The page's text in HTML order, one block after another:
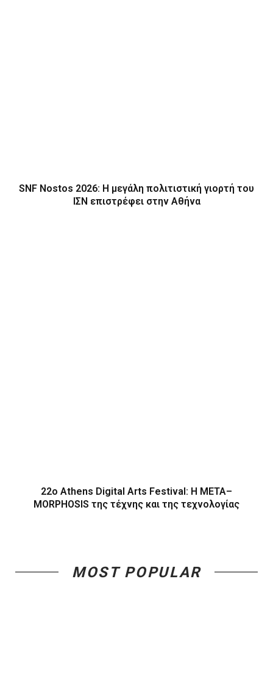
SNF Nostos 2026: Η μεγάλη πολιτιστική γιορτή του
ΙΣΝ επιστρέφει στην Αθήνα
22ο Athens Digital Arts Festival: Η ΜΕΤΑ–
MORPHOSIS της τέχνης και της τεχνολογίας
MOST POPULAR